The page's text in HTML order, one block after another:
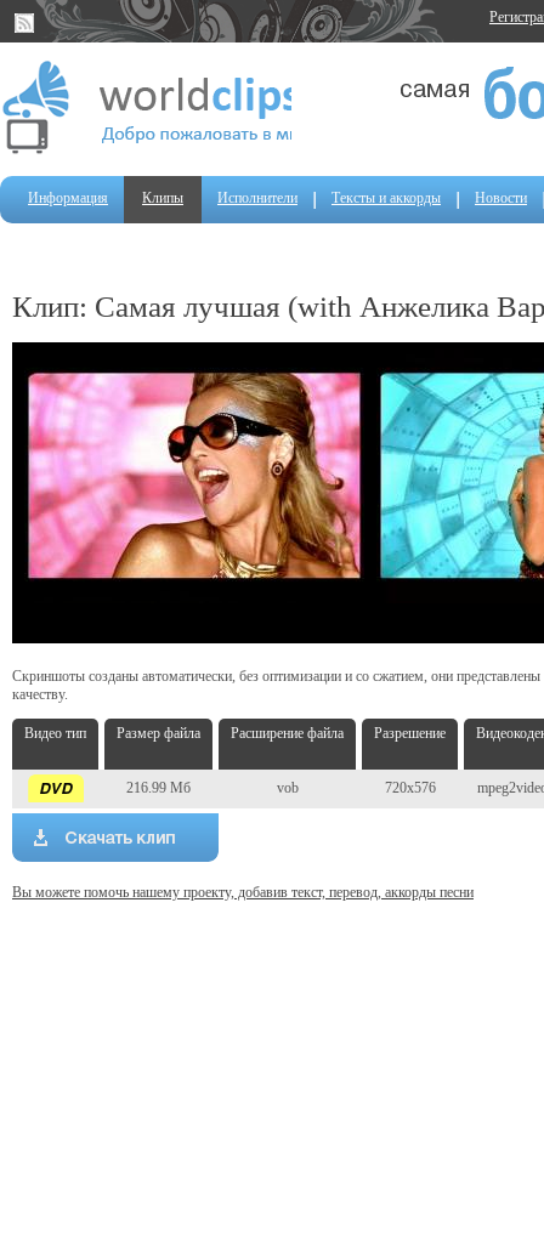
Информация Клипы Исполнители Тексты и аккорды Новости
Клип: Самая лучшая (with Анжелика
Скриншоты созданы автоматически, без оптимизации и со сжатием, они
качеству.
Видео тип Размер файла Расширение файла Разрешение
216.99 Мб vob 720x576
Вы можете помочь нашему проекту, добавив текст, перевод, аккорды песни